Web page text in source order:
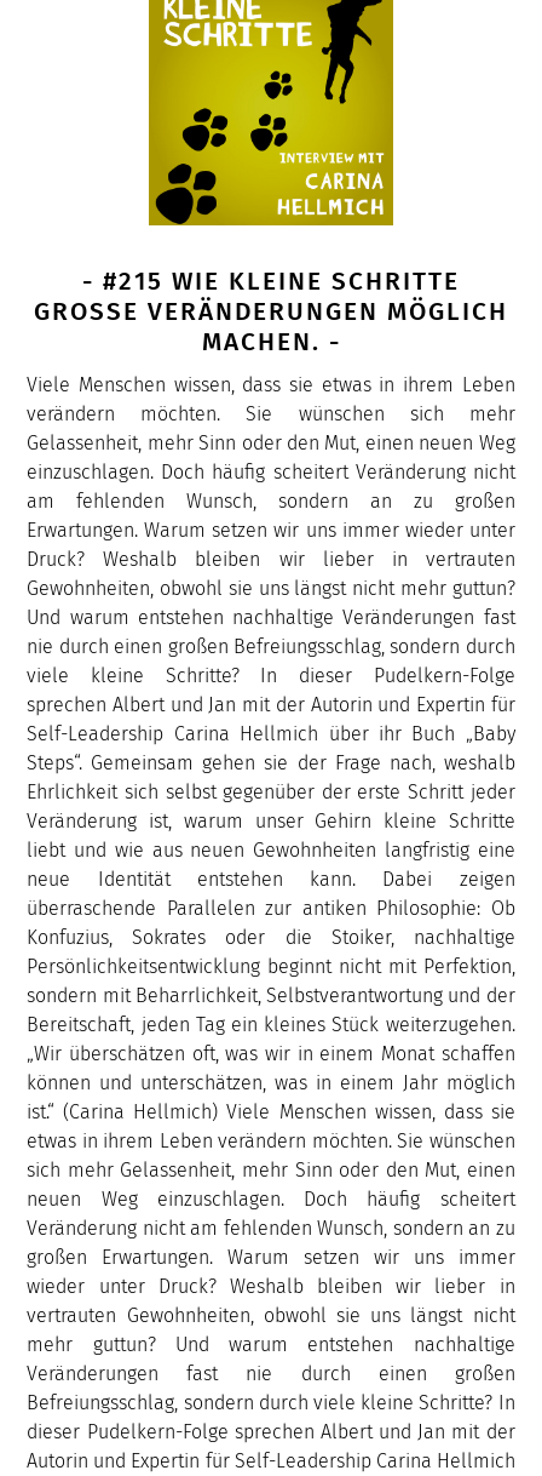
- #215 WIE KLEINE SCHRITTE
GROSSE VERÄNDERUNGEN MÖGLICH M
ACHEN. -
Viele Menschen wissen, dass sie etwas in ihrem Leben
verändern möchten. Sie wünschen sich mehr
Gelassenheit, mehr Sinn oder den Mut, einen neuen Weg
einzuschlagen. Doch häufig scheitert Veränderung nicht
am fehlenden Wunsch, sondern an zu großen
Erwartungen. Warum setzen wir uns immer wieder unter
Druck? Weshalb bleiben wir lieber in vertrauten
Gewohnheiten, obwohl sie uns längst nicht mehr guttun?
Und warum entstehen nachhaltige Veränderungen fast
nie durch einen großen Befreiungsschlag, sondern durch
viele kleine Schritte? In dieser Pudelkern-Folge
sprechen Albert und Jan mit der Autorin und Expertin für
Self-Leadership Carina Hellmich über ihr Buch „Baby
Steps“. Gemeinsam gehen sie der Frage nach, weshalb
Ehrlichkeit sich selbst gegenüber der erste Schritt jeder
Veränderung ist, warum unser Gehirn kleine Schritte
liebt und wie aus neuen Gewohnheiten langfristig eine
neue Identität entstehen kann. Dabei zeigen
überraschende Parallelen zur antiken Philosophie: Ob
Konfuzius, Sokrates oder die Stoiker, nachhaltige
Persönlichkeitsentwicklung beginnt nicht mit Perfektion,
sondern mit Beharrlichkeit, Selbstverantwortung und der
Bereitschaft, jeden Tag ein kleines Stück weiterzugehen.
„Wir überschätzen oft, was wir in einem Monat schaffen
können und unterschätzen, was in einem Jahr möglich
ist.“ (Carina Hellmich) Viele Menschen wissen, dass sie
etwas in ihrem Leben verändern möchten. Sie wünschen
sich mehr Gelassenheit, mehr Sinn oder den Mut, einen
neuen Weg einzuschlagen. Doch häufig scheitert
Veränderung nicht am fehlenden Wunsch, sondern an zu
großen Erwartungen. Warum setzen wir uns immer
wieder unter Druck? Weshalb bleiben wir lieber in
vertrauten Gewohnheiten, obwohl sie uns längst nicht
mehr guttun? Und warum entstehen nachhaltige
Veränderungen fast nie durch einen großen
Befreiungsschlag, sondern durch viele kleine Schritte? In
dieser Pudelkern-Folge sprechen Albert und Jan mit der
Autorin und Expertin für Self-Leadership Carina Hellmich